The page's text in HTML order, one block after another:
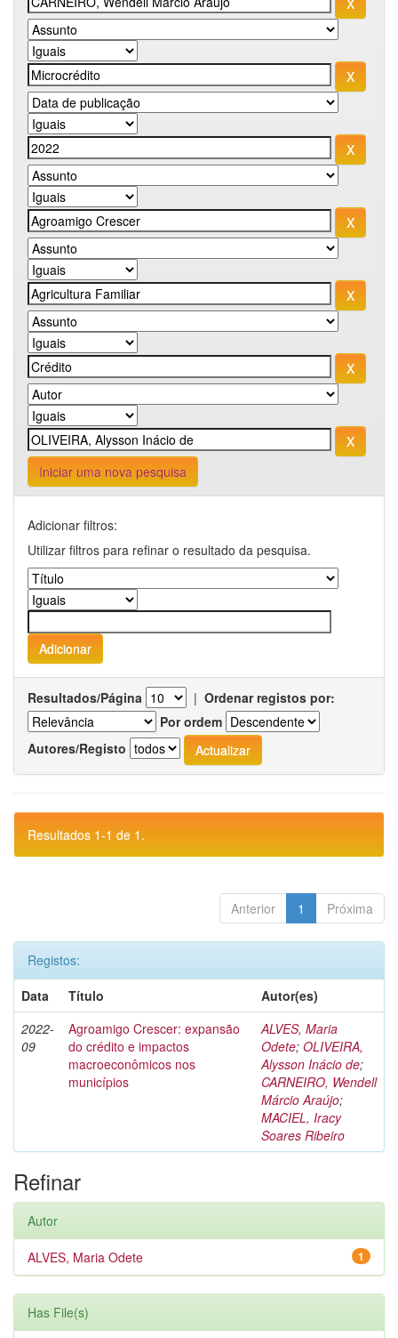
Iniciar uma nova pesquisa
Adicionar filtros:
Utilizar filtros para refinar o resultado da pesquisa.
Resultados/Página | Ordenar registos por:
Por ordem
Autores/Registo
Resultados 1-1 de 1.
Anterior 1 Próxima
Registos:
Data
Título
Autor(es)
2022-
09
Agroamigo Crescer: expansão
do crédito e impactos
macroeconômicos nos
municípios
ALVES, Maria
Odete; OLIVEIRA,
Alysson Inácio de;
CARNEIRO, Wendell
Márcio Araújo;
MACIEL, Iracy
Soares Ribeiro
Refinar
Autor
1
ALVES, Maria Odete
Has File(s)